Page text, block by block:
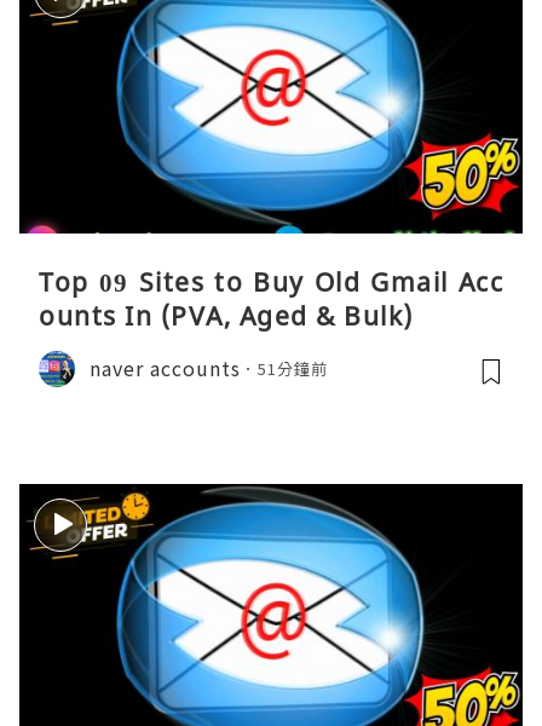
Top 09 Sites to Buy Old Gmail Acc
ounts In (PVA, Aged & Bulk)
naver accounts 51分鐘前